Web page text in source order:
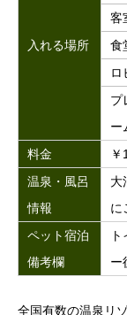
入れる場所
客
食
ロ
プ
ー
料金
温泉・風呂
情報
大
に
ペット宿泊
備考欄
ー
全国有数の温泉リ